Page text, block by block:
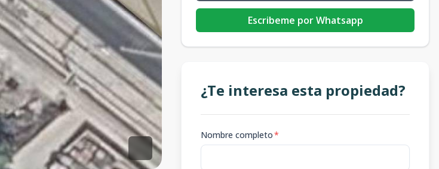
Escribeme por Whatsapp
¿Te interesa esta propiedad?
Nombre completo*